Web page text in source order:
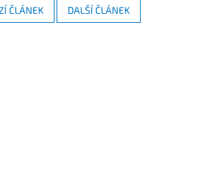
ČLÁNEK DALŠÍ ČLÁNEK